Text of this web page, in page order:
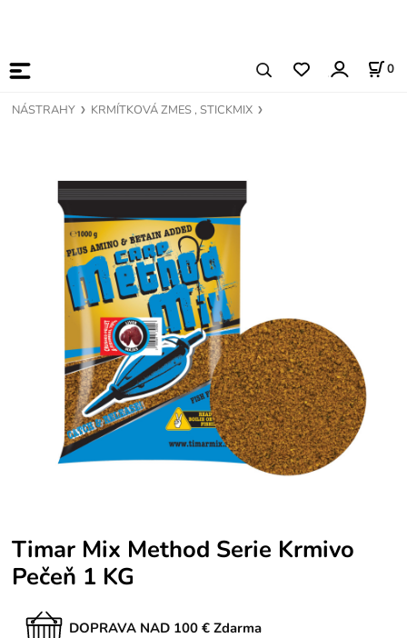
0
NÁSTRAHY KRMÍTKOVÁ ZMES , STICKMIX
Timar Mix Method Serie Krmivo
Pečeň 1 KG
DOPRAVA NAD 100 € Zdarma